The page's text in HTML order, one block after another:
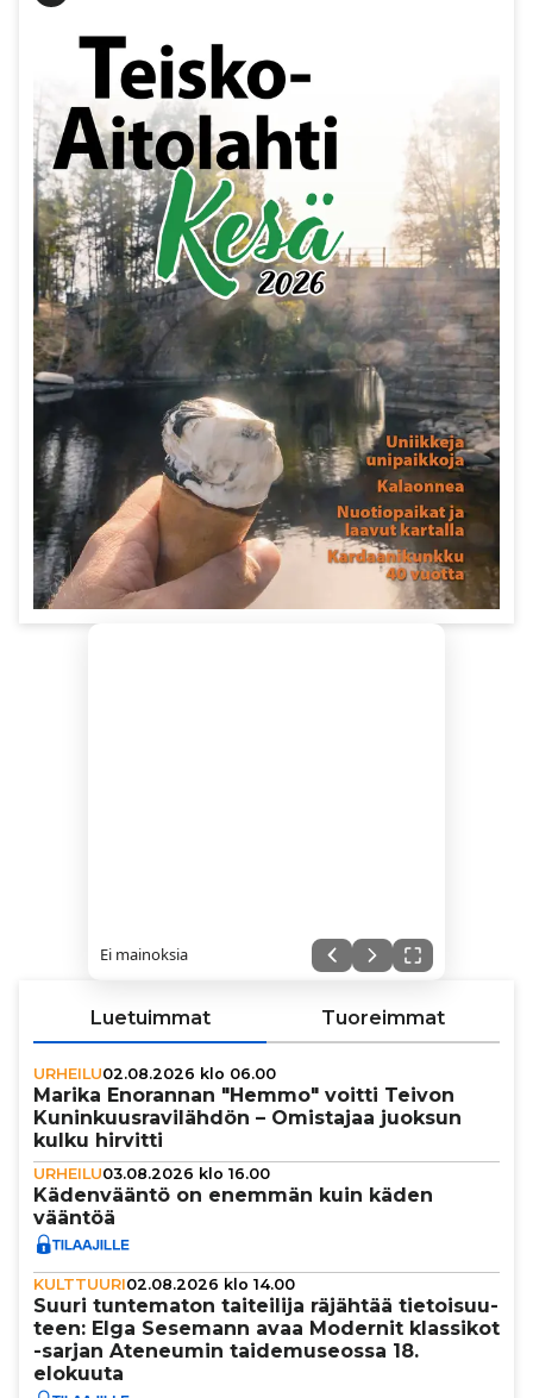
Ei mainoksia
Luetuimmat Tuoreimmat
URHEILU02.08.2026 klo 06.00
Marika Enorannan "Hemmo" voitti Teivon
Kunin­kuus­ra­vi­läh­dön – Omistajaa juoksun
kulku hirvitti
URHEILU03.08.2026 klo 16.00
Käden­vääntö on enemmän kuin käden
vääntöä
KULTTUURI02.08.2026 klo 14.00
Suuri tun­te­ma­ton tai­tei­lija räjähtää tie­toi­suu­
teen: Elga Sesemann avaa Modernit klassikot
-sarjan Ateneumin tai­de­mu­se­ossa 18.
elokuuta